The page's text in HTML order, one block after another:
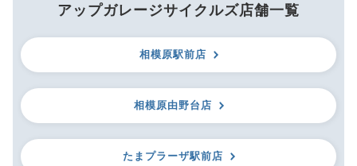
アップガレージサイクルズ店舗一覧
相模原駅前店
相模原由野台店
たまプラーザ駅前店